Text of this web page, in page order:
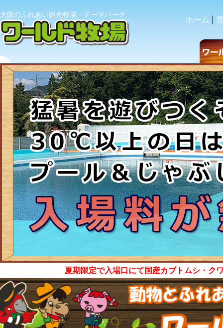
大阪のふれあい観光牧場・テーマパーク
ホーム
夏期限定で入場口にて国産カブトムシ・ク